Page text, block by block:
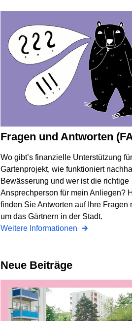
Fragen und Antworten
Wo gibt’s finanzielle Unterstützung
Gartenprojekt, wie funktioniert
Bewässerung und wer ist die richtige
Ansprechperson für mein Anliegen?
finden Sie Antworten auf Ihre Fragen
um das Gärtnern in der Stadt.
Weitere Informationen
Neue Beiträge